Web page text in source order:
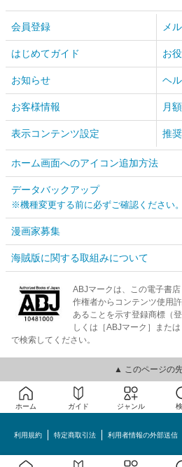
会員登録 メ
はじめてガイド お
お知らせ ヘ
お客様情報 月
表示コンテンツ設定 推
ホーム画面へのアイコン追加方法
データバックアップ
※機種変更する前に必ずご確認ください。
漫画家募集
海賊版に関する取組みについて
ABJマークは、この電子書
作権者からコンテンツ使用
あることを示す登録商標（
しくは［ABJマーク］また
で検索してください。
▲ このページの
ホーム ガイド ジャンル
利用規約 特定商取引法 利用者情報の外部送信
めちゃコミック